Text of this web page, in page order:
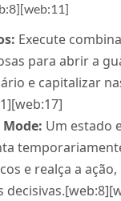
Execute
para abrir a
e capitalizar
Um estado
e realça a